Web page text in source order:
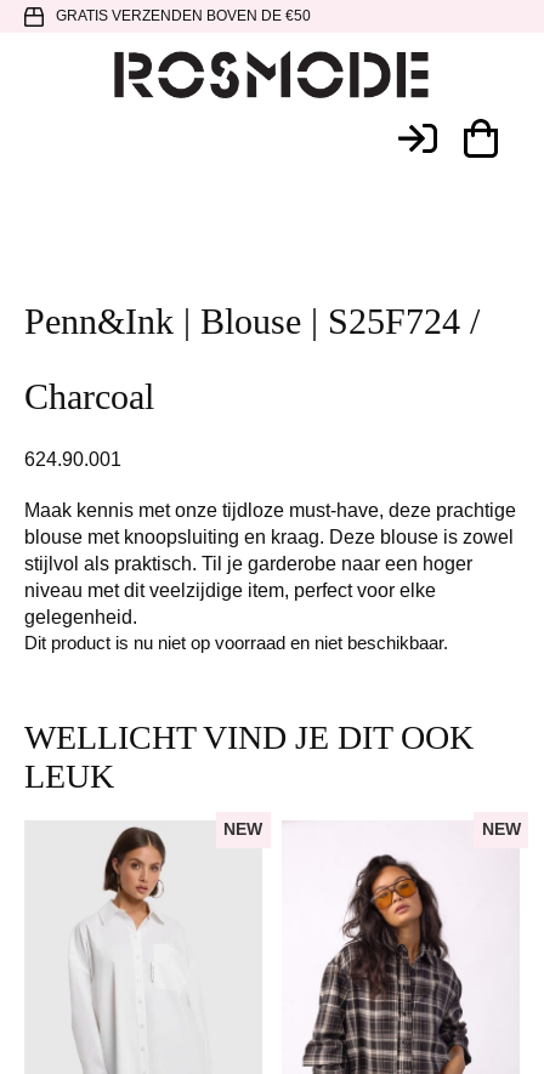
Spring
hoofdnavigatie
Door
SpringGRATIS VERZENDEN BOVEN DE €50
Penn&Ink | Blouse | S25F724 /
Charcoal
624.90.001
Maak kennis met onze tijdloze must-have, deze prachtige
blouse met knoopsluiting en kraag. Deze blouse is zowel
stijlvol als praktisch. Til je garderobe naar een hoger
niveau met dit veelzijdige item, perfect voor elke
gelegenheid.
Dit product is nu niet op voorraad en niet beschikbaar.
WELLICHT VIND JE DIT OOK
LEUK
NEW NEW